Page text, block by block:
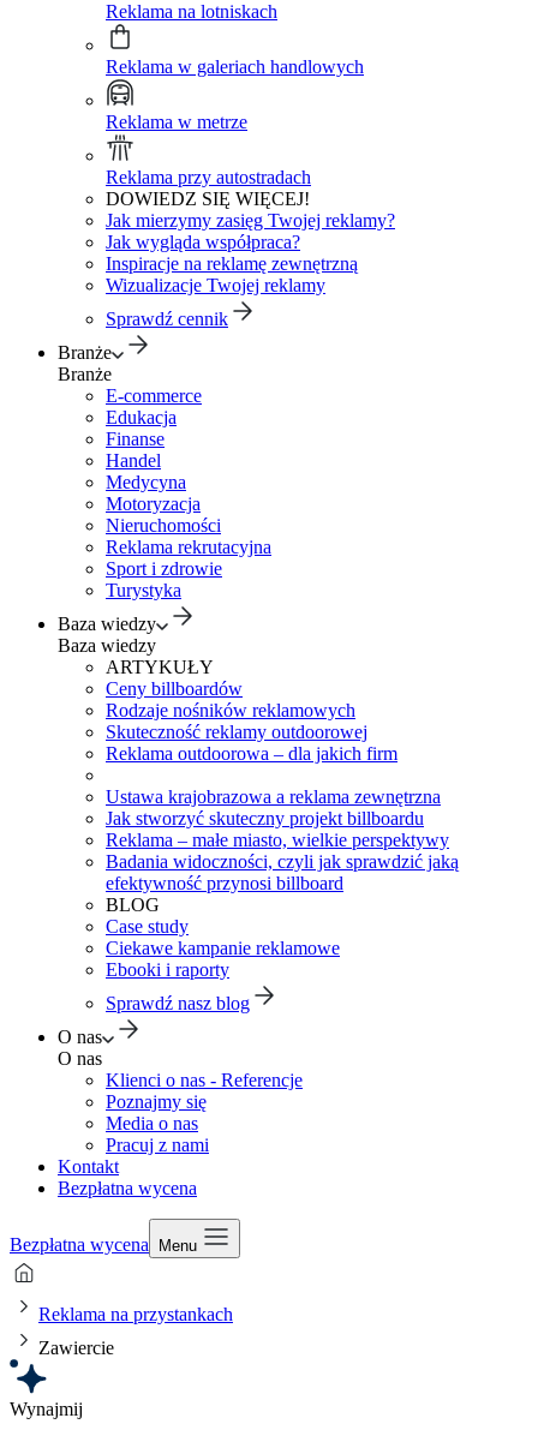
Reklama na lotniskach
Reklama w galeriach handlowych
Reklama w metrze
Reklama przy autostradach
DOWIEDZ SIĘ WIĘCEJ!
Jak mierzymy zasięg Twojej reklamy?
Jak wygląda współpraca?
Inspiracje na reklamę zewnętrzną
Wizualizacje Twojej reklamy
Sprawdź cennik
Branże
Branże
E-commerce
Edukacja
Finanse
Handel
Medycyna
Motoryzacja
Nieruchomości
Reklama rekrutacyjna
Sport i zdrowie
Turystyka
Baza wiedzy
Baza wiedzy
ARTYKUŁY
Ceny billboardów
Rodzaje nośników reklamowych
Skuteczność reklamy outdoorowej
Reklama outdoorowa – dla jakich firm
Ustawa krajobrazowa a reklama zewnętrzna
Jak stworzyć skuteczny projekt billboardu
Reklama – małe miasto, wielkie perspektywy
Badania widoczności, czyli jak sprawdzić jaką
efektywność przynosi billboard
BLOG
Case study
Ciekawe kampanie reklamowe
Ebooki i raporty
Sprawdź nasz blog
O nas
O nas
Klienci o nas - Referencje
Poznajmy się
Media o nas
Pracuj z nami
Kontakt
Bezpłatna wycena
Bezpłatna wycena Menu
Reklama na przystankach
Zawiercie
Wynajmij